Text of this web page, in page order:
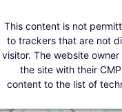
This content is not
to trackers that are not
visitor. The website
the site with their
content to the list of